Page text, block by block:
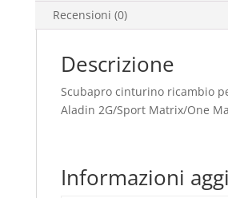
Recensioni (0)
Descrizione
Scubapro cinturino ricambio
Aladin 2G/Sport Matrix/One
Informazioni